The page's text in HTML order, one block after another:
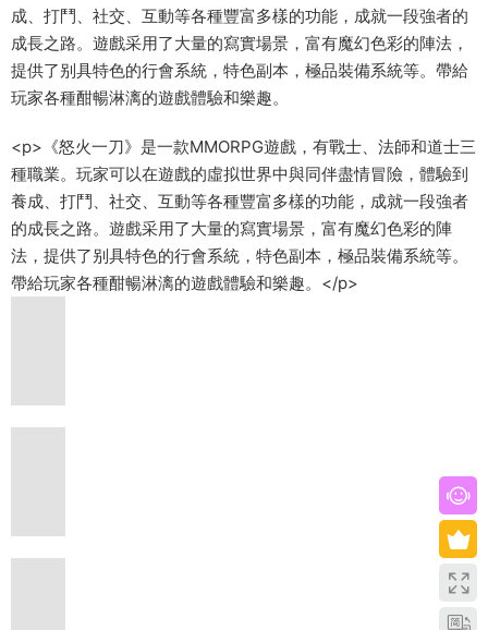
成、打鬥、社交、互動等各種豐富多樣的功能，成就一段強者的
成長之路。遊戲采用了大量的寫實場景，富有魔幻色彩的陣法，
提供了别具特色的行會系統，特色副本，極品裝備系統等。帶給
玩家各種酣暢淋漓的遊戲體驗和樂趣。
<p>《怒火一刀》是一款MMORPG遊戲，有戰士、法師和道士三
種職業。玩家可以在遊戲的虛拟世界中與同伴盡情冒險，體驗到
養成、打鬥、社交、互動等各種豐富多樣的功能，成就一段強者
的成長之路。遊戲采用了大量的寫實場景，富有魔幻色彩的陣
法，提供了别具特色的行會系統，特色副本，極品裝備系統等。
帶給玩家各種酣暢淋漓的遊戲體驗和樂趣。</p>